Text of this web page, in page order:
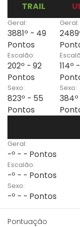
TRAIL
Geral:
3881º - 49
Pontos
Escalão:
202º - 92
Pontos
Sexo:
823º - 55
Pontos
Geral:
114º
Sexo:
Geral:
-º - - Pontos
Escalão:
-º - - Pontos
Sexo:
-º - - Pontos
Pontuação